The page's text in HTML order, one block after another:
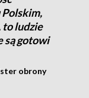
Polskim,
to ludzie
są gotowi
obrony